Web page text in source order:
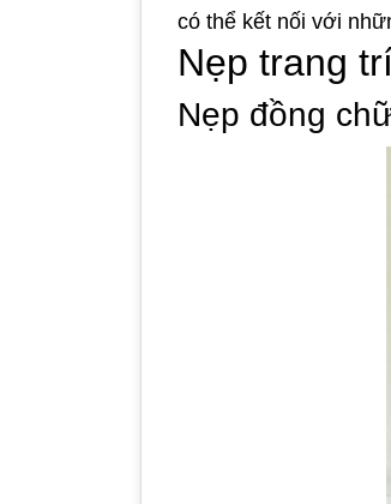
có thể kết nối với
Nẹp trang
Nẹp đồng